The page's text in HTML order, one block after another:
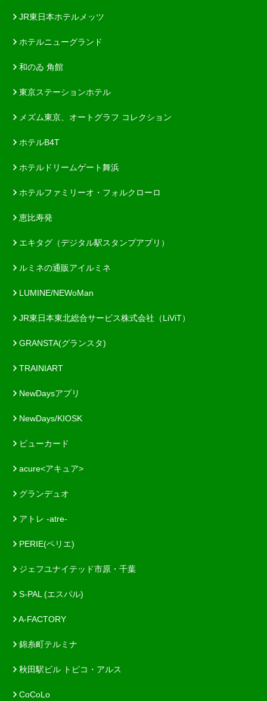
JR東日本ホテルメッツ
ホテルニューグランド
和のゐ 角館
東京ステーションホテル
メズム東京、オートグラフ コレクション
ホテルB4T
ホテルドリームゲート舞浜
ホテルファミリーオ・フォルクローロ
恵比寿発
エキタグ（デジタル駅スタンプアプリ）
ルミネの通販アイルミネ
LUMINE/NEWoMan
JR東日本東北総合サービス株式会社（LiViT）
GRANSTA(グランスタ)
TRAINIART
NewDaysアプリ
NewDays/KIOSK
ビューカード
acure<アキュア>
グランデュオ
アトレ -atre-
PERIE(ペリエ)
ジェフユナイテッド市原・千葉
S-PAL (エスパル)
A-FACTORY
錦糸町テルミナ
秋田駅ビル トピコ・アルス
CoCoLo